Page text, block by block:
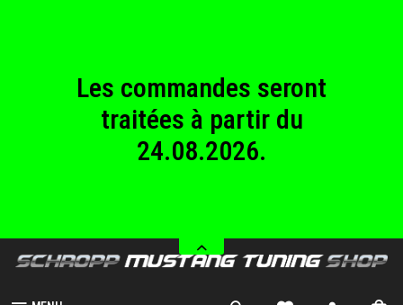
Les commandes seront
traitées à partir du
24.08.2026.
au dimanche
23.08.2026.